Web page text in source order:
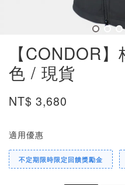
【CONDOR
色 / 現貨
NT$ 3,680
適用優惠
不定期限時限定回饋獎勵金